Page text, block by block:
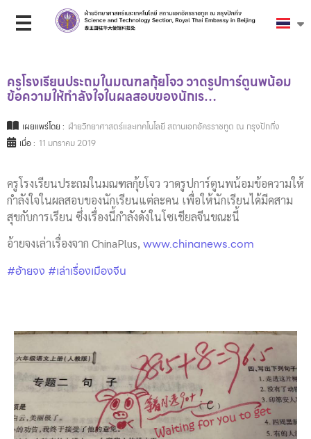
ครูโรงเรียนประถมในมณฑลกุ้ยโจว วาดรูปการ์ตูนพน้อม
ข้อความให้กำลังใจในผลสอบของนักเร…
เผยแพร่โดย : ฝ่ายวิทยาศาสตร์และเทคโนโลยี สถานเอกอัครราชทูต ณ กรุงปักกิ่ง
เมื่อ : 11 มกราคม 2019
ครูโรงเรียนประถมในมณฑลกุ้ยโจว วาดรูปการ์ตูนพน้อมข้อความให้
กำลังใจในผลสอบของนักเรียนแต่ละคน เพื่อให้นักเรียนได้มีคสาม
สุขกับการเรียน ซึ่งเรื่องนี้กำลังดังในโซเชียลจีนขณะนี้
อ้ายจงเล่าเรื่องจาก ChinaPlus, www.chinanews.com
#อ้ายจง #เล่าเรื่องเมืองจีน